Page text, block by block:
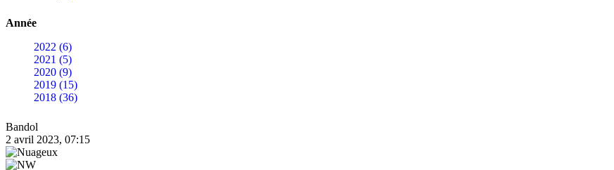
Année
2022 (6)
2021 (5)
2020 (9)
2019 (15)
2018 (36)
Bandol
2 avril 2023, 07:15